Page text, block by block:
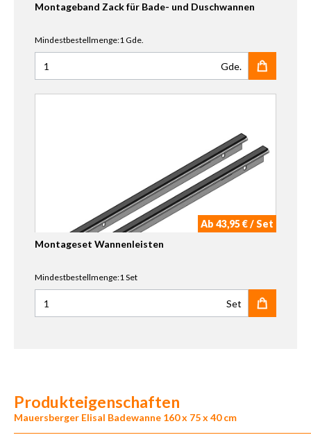
Montageband Zack für Bade- und Duschwannen
Mindestbestellmenge:1 Gde.
Anzahl für Montageband Zack für Bade- und
Gde.
Ab 43,95 € / Set
Montageset Wannenleisten
Mindestbestellmenge:1 Set
Anzahl für Montageset Wannenleisten
Set
Produkteigenschaften
Mauersberger Elisal Badewanne 160 x 75 x 40 cm